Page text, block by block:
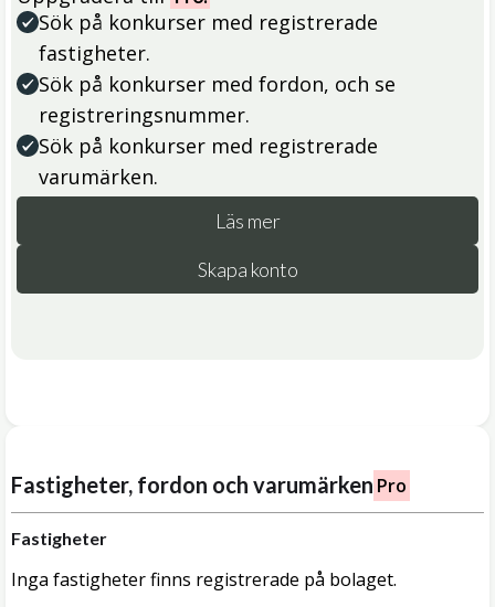
Sök på konkurser med registrerade
fastigheter.
Sök på konkurser med fordon, och se
registreringsnummer.
Sök på konkurser med registrerade
varumärken.
Läs mer
Skapa konto
Fastigheter, fordon och varumärken Pro
Fastigheter
Inga fastigheter finns registrerade på bolaget.